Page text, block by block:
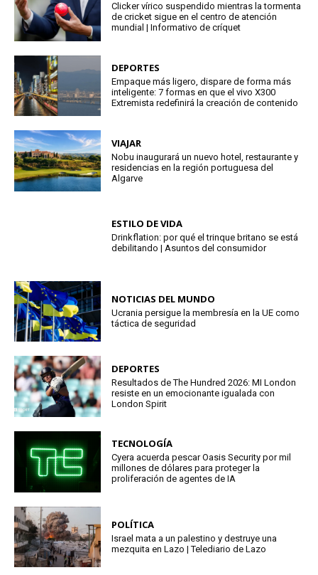
Clicker vírico suspendido mientras la tormenta
de cricket sigue en el centro de atención
mundial | Informativo de críquet
DEPORTES
Empaque más ligero, dispare de forma más
inteligente: 7 formas en que el vivo X300
Extremista redefinirá la creación de contenido
VIAJAR
Nobu inaugurará un nuevo hotel, restaurante y
residencias en la región portuguesa del
Algarve
ESTILO DE VIDA
Drinkflation: por qué el trinque britano se está
debilitando | Asuntos del consumidor
NOTICIAS DEL MUNDO
Ucrania persigue la membresía en la UE como
táctica de seguridad
DEPORTES
Resultados de The Hundred 2026: MI London
resiste en un emocionante igualada con
London Spirit
TECNOLOGÍA
Cyera acuerda pescar Oasis Security por mil
millones de dólares para proteger la
proliferación de agentes de IA
POLÍTICA
Israel mata a un palestino y destruye una
mezquita en Lazo | Telediario de Lazo